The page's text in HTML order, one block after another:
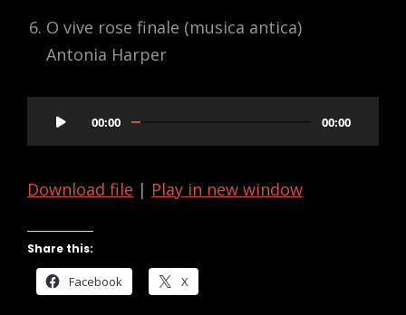
O vive rose finale (musica antica)
Antonia Harper
00:00 00:00
Download file | Play in new window
Share this:
Facebook X